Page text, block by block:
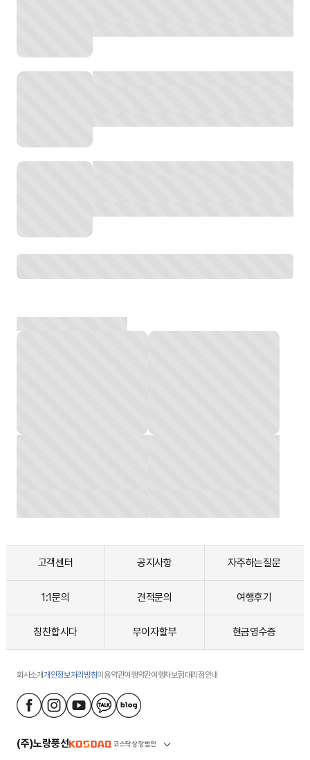
고객센터 공지사항 자주하는질문
1:1문의 견적문의 여행후기
칭찬합시다 무이자할부 현금영수증
회사소개개인정보처리방침이용약관여행약관여행자보험대리점안내
(주)노랑풍선